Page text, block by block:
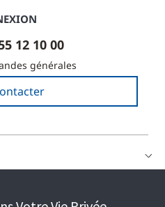
12 10 00
générales